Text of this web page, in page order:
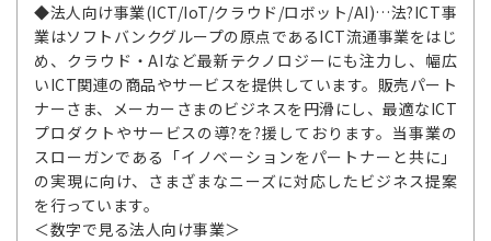
◆法人向け事業(ICT/IoT/クラウド/ロボット/AI)…法?ICT事
業はソフトバンクグループの原点であるICT流通事業をはじ
め、クラウド・AIなど最新テクノロジーにも注力し、幅広
いICT関連の商品やサービスを提供しています。販売パート
ナーさま、メーカーさまのビジネスを円滑にし、最適なICT
プロダクトやサービスの導?を?援しております。当事業の
スローガンである「イノベーションをパートナーと共に」
の実現に向け、さまざまなニーズに対応したビジネス提案
を行っています。
＜数字で見る法人向け事業＞